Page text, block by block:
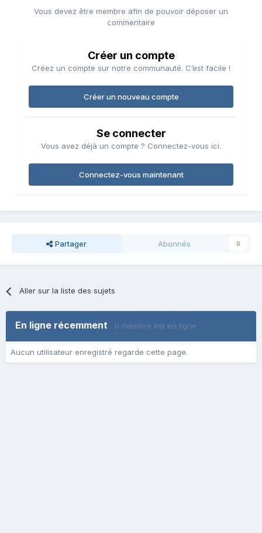
Vous devez être membre afin de pouvoir déposer un
commentaire
Créer un compte
Créez un compte sur notre communauté. C’est facile !
Créer un nouveau compte
Se connecter
Vous avez déjà un compte ? Connectez-vous ici.
Connectez-vous maintenant
Partager Abonnés 0
Aller sur la liste des sujets
En ligne récemment 0 membre est en ligne
Aucun utilisateur enregistré regarde cette page.